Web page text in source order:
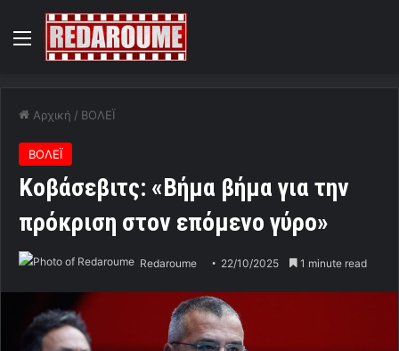
Menu
Αρχική / ΒΟΛΕΪ
ΒΟΛΕΪ
Κοβάσεβιτς: «Βήμα βήμα για την
πρόκριση στον επόμενο γύρο»
Redaroume 22/10/2025 1 minute read